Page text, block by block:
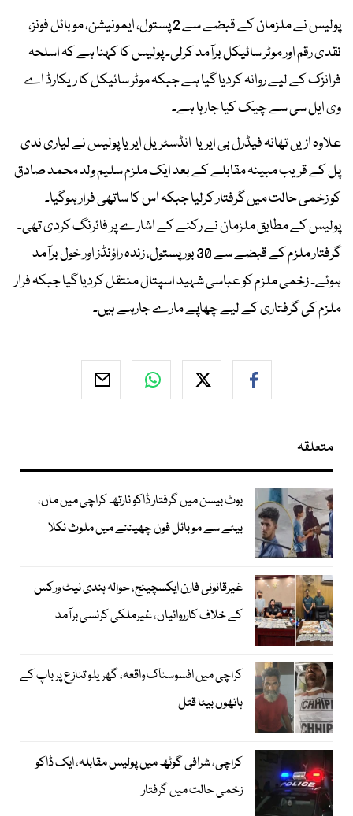
پولیس نے ملزمان کے قبضے سے 2 پستول، ایمونیشن، موبائل فونز،
نقدی رقم اور موٹر سائیکل برآمد کرلی۔ پولیس کا کہنا ہے کہ اسلحہ
فرانزک کے لیے روانہ کردیا گیا ہے جبکہ موٹر سائیکل کا ریکارڈ اے
وی ایل سی سے چیک کیا جارہا ہے۔
علاوہ ازیں تھانہ فیڈرل بی ایریا انڈسٹریل ایریا پولیس نے لیاری ندی
پل کے قریب مبینہ مقابلے کے بعد ایک ملزم سلیم ولد محمد صادق
کو زخمی حالت میں گرفتار کرلیا جبکہ اس کا ساتھی فرار ہوگیا۔
پولیس کے مطابق ملزمان نے رکنے کے اشارے پر فائرنگ کردی تھی۔
گرفتار ملزم کے قبضے سے 30 بور پستول، زندہ راؤنڈز اور خول برآمد
ہوئے۔ زخمی ملزم کو عباسی شہید اسپتال منتقل کردیا گیا جبکہ فرار
ملزم کی گرفتاری کے لیے چھاپے مارے جارہے ہیں۔
متعلقہ
بوٹ بیسن میں گرفتار ڈاکو نارتھ کراچی میں ماں،
بیٹے سے موبائل فون چھیننے میں ملوث نکلا
غیرقانونی فارن ایکسچینج، حوالہ ہندی نیٹ ورکس
کے خلاف کارروائیاں، غیرملکی کرنسی برآمد
کراچی میں افسوسناک واقعہ، گھریلو تنازع پر باپ کے
ہاتھوں بیٹا قتل
کراچی، شرافی گوٹھ میں پولیس مقابلہ، ایک ڈاکو
زخمی حالت میں گرفتار